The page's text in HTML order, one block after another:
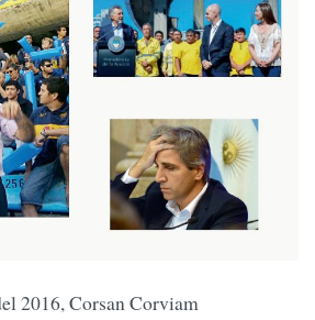
2016, Corsan Corviam